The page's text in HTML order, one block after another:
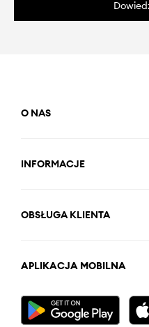
O NAS
INFORMACJE
OBSŁUGA KLIENTA
APLIKACJA MOBILNA